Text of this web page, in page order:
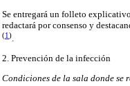
Se entregará un folleto
redactará por consenso y
(1)
2. Prevención de la infección
Condiciones de la sala donde se